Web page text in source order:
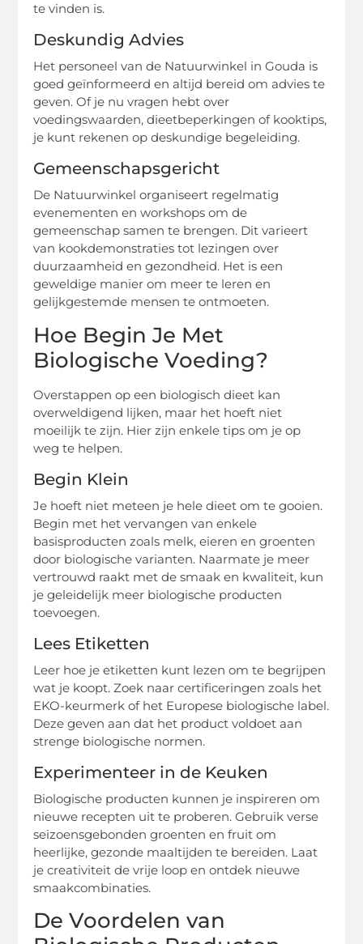
te vinden is.
Deskundig Advies
Het personeel van de Natuurwinkel in Gouda is
goed geïnformeerd en altijd bereid om advies te
geven. Of je nu vragen hebt over
voedingswaarden, dieetbeperkingen of kooktips,
je kunt rekenen op deskundige begeleiding.
Gemeenschapsgericht
De Natuurwinkel organiseert regelmatig
evenementen en workshops om de
gemeenschap samen te brengen. Dit varieert
van kookdemonstraties tot lezingen over
duurzaamheid en gezondheid. Het is een
geweldige manier om meer te leren en
gelijkgestemde mensen te ontmoeten.
Hoe Begin Je Met
Biologische Voeding?
Overstappen op een biologisch dieet kan
overweldigend lijken, maar het hoeft niet
moeilijk te zijn. Hier zijn enkele tips om je op
weg te helpen.
Begin Klein
Je hoeft niet meteen je hele dieet om te gooien.
Begin met het vervangen van enkele
basisproducten zoals melk, eieren en groenten
door biologische varianten. Naarmate je meer
vertrouwd raakt met de smaak en kwaliteit, kun
je geleidelijk meer biologische producten
toevoegen.
Lees Etiketten
Leer hoe je etiketten kunt lezen om te begrijpen
wat je koopt. Zoek naar certificeringen zoals het
EKO-keurmerk of het Europese biologische label.
Deze geven aan dat het product voldoet aan
strenge biologische normen.
Experimenteer in de Keuken
Biologische producten kunnen je inspireren om
nieuwe recepten uit te proberen. Gebruik verse
seizoensgebonden groenten en fruit om
heerlijke, gezonde maaltijden te bereiden. Laat
je creativiteit de vrije loop en ontdek nieuwe
smaakcombinaties.
De Voordelen van